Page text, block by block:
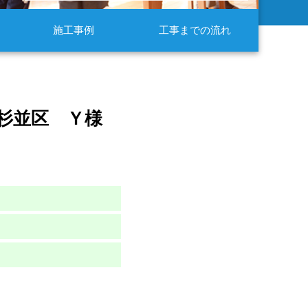
施工事例 工事までの流れ
並区 Ｙ様